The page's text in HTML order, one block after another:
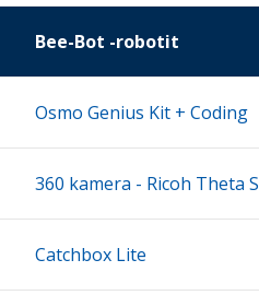
16:00
17:00
18:00
Bee-Bot -robotit
Osmo Genius Kit + Coding
360 kamera - Ricoh Theta S
Catchbox Lite